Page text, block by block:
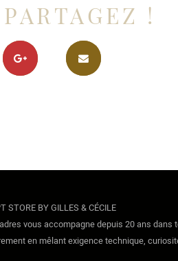
!
STORE BY GILLES & CÉCILE
vous accompagne depuis 20 ans dans
en mêlant exigence technique,